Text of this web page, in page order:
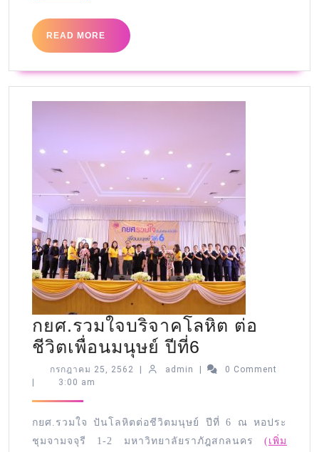
READ MORE
กยศ.รวมใจบริจาคโลหิต ต่อ
ชีวิตเพื่อนมนุษย์ ปีที่6
กรกฎาคม 25, 2562 admin
0 Comment
3:00 am
กยศ.รวมใจ ปันโลหิตต่อชีวิตมนุษย์ ปีที่ 6 ณ หอประ
ชุมจามจจุรี 1-2 มหาวิทยาลัยราภัฎสกลนคร (เพิ่ม